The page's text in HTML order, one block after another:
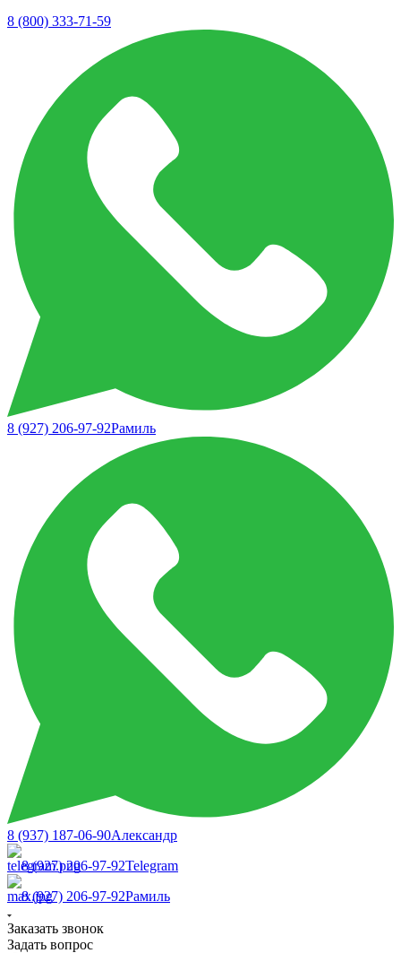
8 (800) 333-71-59
8 (927) 206-97-92Рамиль
8 (937) 187-06-90Александр
8 (927) 206-97-92Telegram
8 (927) 206-97-92Рамиль
Заказать звонок
Задать вопрос